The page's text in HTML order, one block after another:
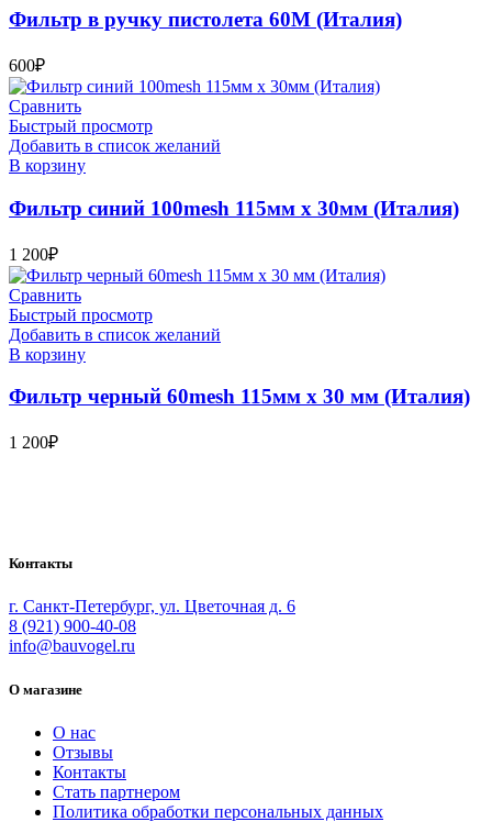
Фильтр в ручку пистолета 60М (Италия)
600₽
Сравнить
Быстрый просмотр
Добавить в список желаний
В корзину
Фильтр синий 100mesh 115мм х 30мм (Италия)
1 200₽
Сравнить
Быстрый просмотр
Добавить в список желаний
В корзину
Фильтр черный 60mesh 115мм х 30 мм (Италия)
1 200₽
Контакты
г. Санкт-Петербург, ул. Цветочная д. 6
8 (921) 900-40-08
info@bauvogel.ru
О магазине
О нас
Отзывы
Контакты
Стать партнером
Политика обработки персональных данных